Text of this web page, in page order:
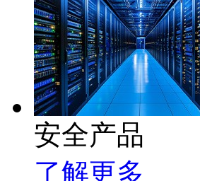
安全产品
了解更多